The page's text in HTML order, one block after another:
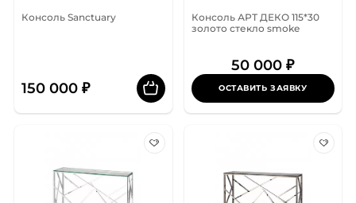
Консоль Sanctuary
150 000 ₽
Консоль АРТ ДЕКО 115*30
золото стекло smoke
50 000 ₽
ОСТАВИТЬ ЗАЯВКУ